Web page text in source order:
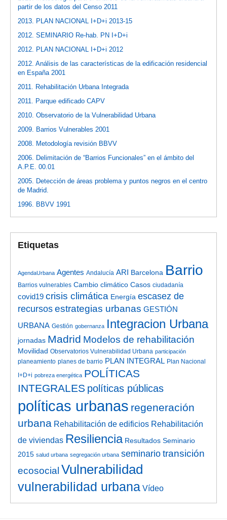
partir de los datos del Censo 2011
2013. PLAN NACIONAL I+D+i 2013-15
2012. SEMINARIO Re-hab. PN I+D+i
2012. PLAN NACIONAL I+D+i 2012
2012. Análisis de las características de la edificación residencial
en España 2001
2011. Rehabilitación Urbana Integrada
2011. Parque edificado CAPV
2010. Observatorio de la Vulnerabilidad Urbana
2009. Barrios Vulnerables 2001
2008. Metodología revisión BBVV
2006. Delimitación de “Barrios Funcionales” en el ámbito del
A.P.E. 00.01
2005. Detección de áreas problema y puntos negros en el centro
de Madrid.
1996. BBVV 1991
Etiquetas
AgendaUrbana Agentes Andalucía ARI Barcelona Barrio
Barrios vulnerables Cambio climático Casos ciudadanía
covid19 crisis climática Energía escasez de
recursos estrategias urbanas GESTIÓN
URBANA Gestión gobernanza Integracion Urbana
jornadas Madrid Modelos de rehabilitación
Movilidad Observatorios Vulnerabilidad Urbana participación
planeamiento planes de barrio PLAN INTEGRAL Plan Nacional
I+D+i pobreza energética POLÍTICAS
INTEGRALES políticas públicas
políticas urbanas regeneración
urbana Rehabilitación de edificios Rehabilitación
de viviendas Resiliencia Resultados Seminario
2015 salud urbana segregación urbana seminario transición
ecosocial Vulnerabilidad
vulnerabilidad urbana Vídeo